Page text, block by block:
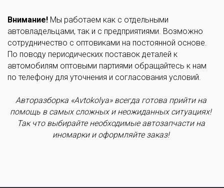
Внимание! Мы работаем как с отдельными
автовладельцами, так и с предприятиями. Возможно
сотрудничество с оптовиками на постоянной основе.
По поводу периодических поставок деталей к
автомобилям оптовыми партиями обращайтесь к нам
по телефону для уточнения и согласования условий.
Авторазборка «Avtokolya» всегда готова прийти на
помощь в самых сложных и неожиданных ситуациях!
Так что выбирайте необходимые автозапчасти на
иномарки и оформляйте заказ!